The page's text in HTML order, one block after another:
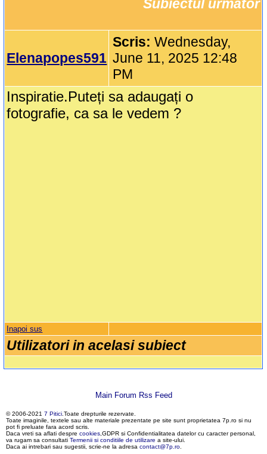
Subiectul urmator
Elenapopes591
Scris:Wednesday,
June 11, 2025 12:48
PM
Inspiratie.Puteți sa adaugați o
fotografie, ca sa le vedem ?
Inapoi sus
Utilizatori in acelasi subiect
Main Forum Rss Feed
© 2006-2021 7 Pitici.Toate drepturile rezervate.
Toate imaginile, textele sau alte materiale prezentate pe site sunt proprietatea 7p.ro si nu
pot fi preluate fara acord scris.
Daca vreti sa aflati despre cookies,GDPR si Confidentialitatea datelor cu caracter personal,
va rugam sa consultati Termenii si conditiile de utilizare a site-ului.
Daca ai intrebari sau sugestii, scrie-ne la adresa contact@7p.ro.